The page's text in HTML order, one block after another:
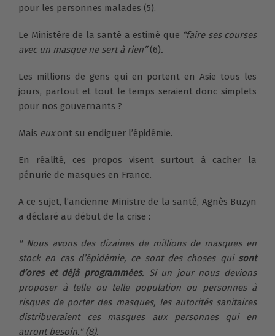
pour les personnes malades (5).
Le Ministère de la santé a estimé que “faire ses courses
avec un masque ne sert à rien”(6).
Les millions de gens qui en portent en Asie tous les
jours, partout et tout le temps seraient donc simplets
pour nos gouvernants ?
Mais euxont su endiguer l’épidémie.
En réalité, ces propos visent surtout à cacher la
pénurie de masques en France.
A ce sujet, l’ancienne Ministre de la santé, Agnès Buzyn
a déclaré au début de la crise :
" Nous avons des dizaines de millions de masques en
stock en cas d’épidémie, ce sont des choses qui sont
d’ores et déjà programmées. Si un jour nous devions
proposer à telle ou telle population ou personnes à
risques de porter des masques, les autorités sanitaires
distribueraient ces masques aux personnes qui en
auront besoin." (8).